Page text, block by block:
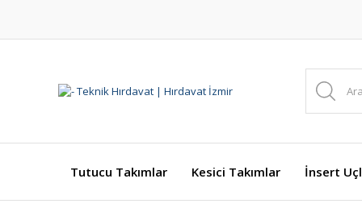
Tutucu Takımlar Kesici Takımlar İnsert